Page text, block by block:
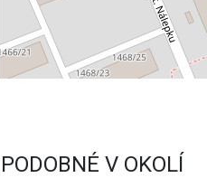
PODOBNÉ V OKOLÍ